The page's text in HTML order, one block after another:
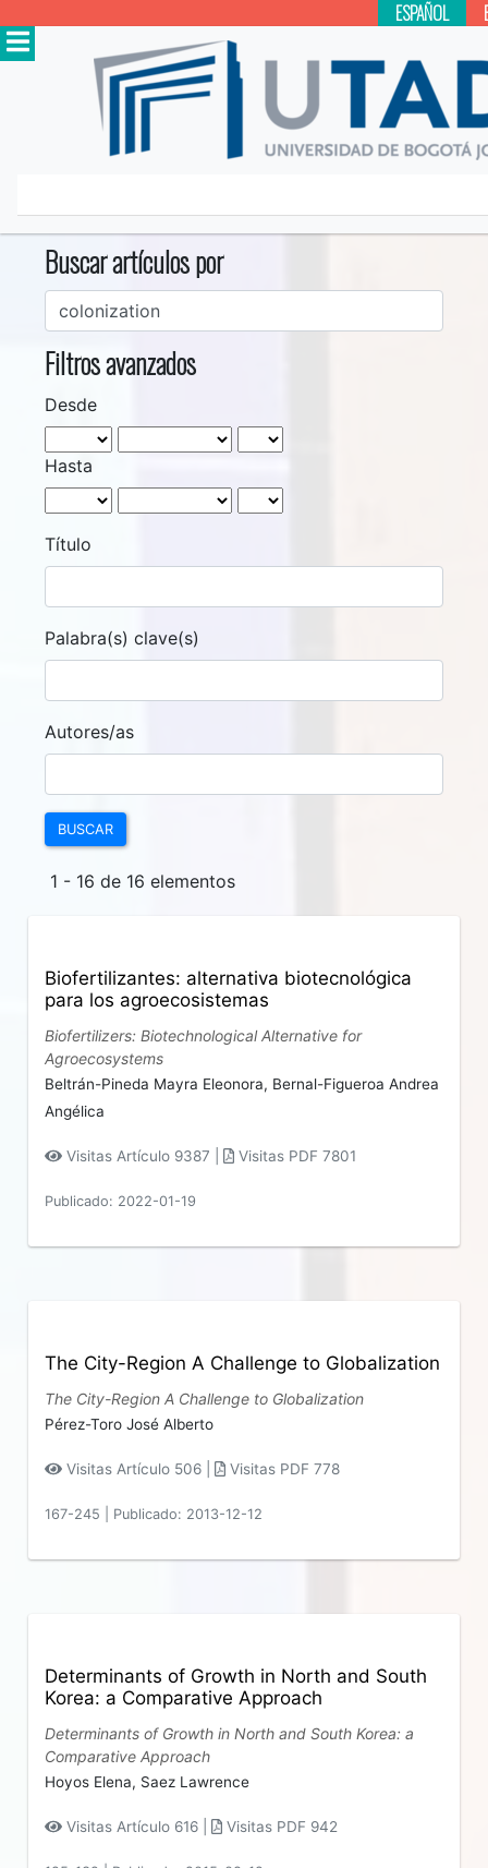
ESPAÑOL
Buscar artículos por
Filtros avanzados
Desde
Hasta
Título
Palabra(s) clave(s)
Autores/as
BUSCAR
1 - 16 de 16 elementos
Biofertilizantes: alternativa biotecnológica
para los agroecosistemas
Biofertilizers: Biotechnological Alternative for
Agroecosystems
Beltrán-Pineda Mayra Eleonora, Bernal-Figueroa Andrea
Angélica
Visitas Artículo 9387 | Visitas PDF 7801
Publicado: 2022-01-19
The City-Region A Challenge to Globalization
The City-Region A Challenge to Globalization
Pérez-Toro José Alberto
Visitas Artículo 506 | Visitas PDF 778
167-245 Publicado: 2013-12-12
Determinants of Growth in North and South
Korea: a Comparative Approach
Determinants of Growth in North and South Korea: a
Comparative Approach
Hoyos Elena, Saez Lawrence
Visitas Artículo 616 | Visitas PDF 942